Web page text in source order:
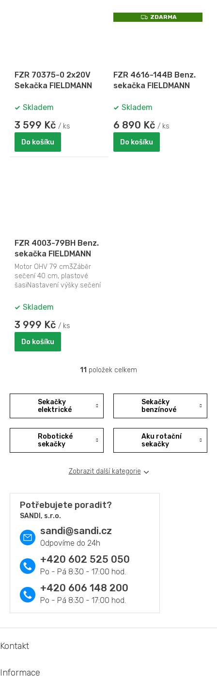
FZR 70375-0 2x20V
Sekačka FIELDMANN
Skladem
3 599 Kč / ks
Do košíku
Z
D
ZDARMA
FZR 4616-144B Benz.
sekačka FIELDMANN
Skladem
6 890 Kč / ks
Do košíku
FZR 4003-79BH Benz.
sekačka FIELDMANN
Motor OHV 79 cm3Záběr
sečení 40 cm, plastové
šasiNastavení výšky sečení
mmLátkový koš 40 l...
Skladem
3 999 Kč / ks
Do košíku
O
v
k
v
ý
s
11 položek celkem
Sekačky
elektrické
Sekačky
benzínové
Robotické
sekačky
Aku rotační
sekačky
Zobrazit další kategorie
Potřebujete poradit?
SANDI, s.r.o.
sandi@sandi.cz
+420 602 525 050
+420 606 148 200
á
t
Kontakt
Informace